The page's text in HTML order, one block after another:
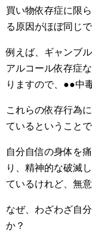
買い物依存症に限
る原因がほぼ同じで
例えば、ギャンブ
アルコール依存症
りますので、●●中
これらの依存行為
ているということで
自分自信の身体を
り、精神的な破滅
ているけれど、無
なぜ、わざわざ自
か？